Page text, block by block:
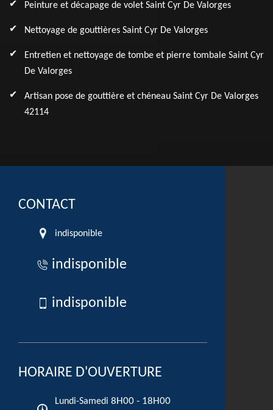
Peinture et décapage de volet Saint Cyr De Valorges
Nettoyage de gouttières Saint Cyr De Valorges
Entretien et nettoyage de tombe et pierre tombale Saint Cyr
De Valorges
Artisan pose de gouttière et chéneau Saint Cyr De Valorges
42114
CONTACT
indisponible
indisponible
indisponible
HORAIRE D'OUVERTURE
Lundi-Samedi 8H00 - 18H00